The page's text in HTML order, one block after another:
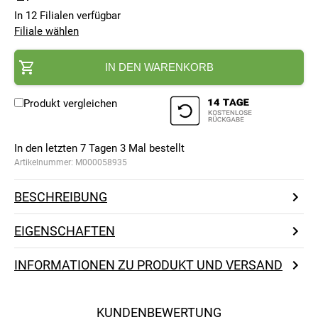
In 12 Filialen verfügbar
Filiale wählen
IN DEN WARENKORB
Produkt vergleichen
In den letzten 7 Tagen 3 Mal bestellt
Artikelnummer: M000058935
BESCHREIBUNG
EIGENSCHAFTEN
INFORMATIONEN ZU PRODUKT UND VERSAND
KUNDENBEWERTUNG